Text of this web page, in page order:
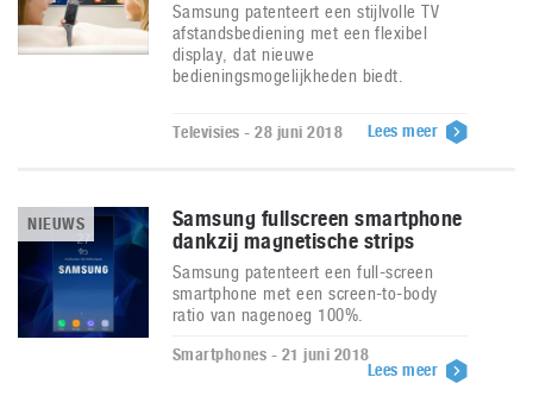
Samsung patenteert een stijlvolle TV
afstandsbediening met een flexibel
display, dat nieuwe
bedieningsmogelijkheden biedt.
Televisies - 28 juni 2018 Lees meer
NIEUWS
Samsung fullscreen smartphone
dankzij magnetische strips
Samsung patenteert een full-screen
smartphone met een screen-to-body
ratio van nagenoeg 100%.
Smartphones - 21 juni 2018
Lees meer